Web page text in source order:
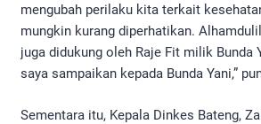
mengubah perilaku kita terkait
mungkin kurang diperhatikan.
juga didukung oleh Raje Fit milik Bunda
saya sampaikan kepada Bunda Yani,”
Sementara itu, Kepala Dinkes Bateng,